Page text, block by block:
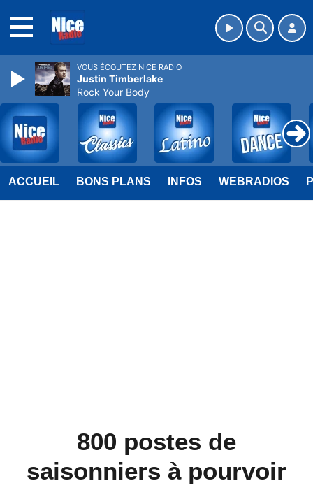
ACCUEIL BONS PLANS INFOS WEBRADIOS
800 postes de
saisonniers à pourvoir
VOUS ÉCOUTEZ NICE RADIO
Justin Timberlake
Rock Your Body